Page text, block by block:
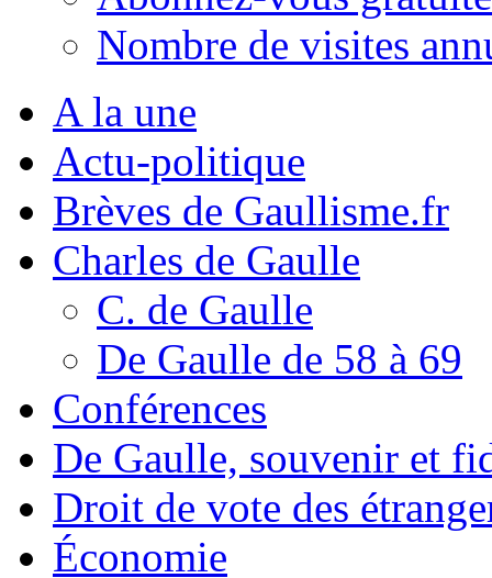
Nombre de visites
A la une
Actu-politique
Brèves de Gaullisme.fr
Charles de Gaulle
C. de Gaulle
De Gaulle de 58 à 69
Conférences
De Gaulle, souvenir et
Droit de vote des
Économie